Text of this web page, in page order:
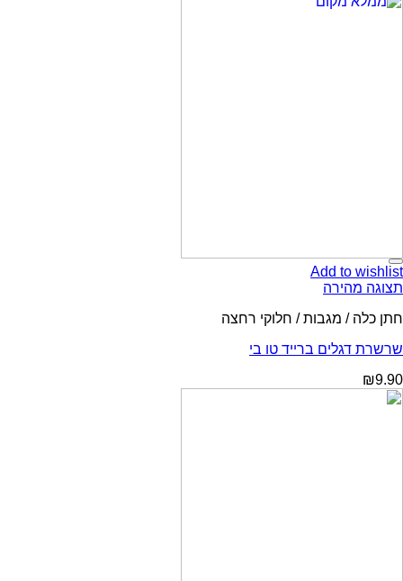
Add to wishlist
תצוגה מהירה
חתן כלה / מגבות / חלוקי רחצה
שרשרת דגלים ברייד טו בי
₪9.90